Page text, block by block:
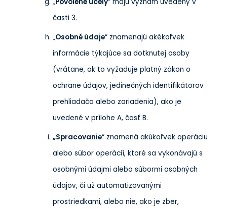
časti 3.
„Osobné údaje“ znamenajú akékoľvek
informácie týkajúce sa dotknutej osoby
(vrátane, ak to vyžaduje platný zákon o
ochrane údajov, jedinečných identifikátorov
prehliadača alebo zariadenia), ako je
uvedené v prílohe A, časť B.
„Spracovanie“ znamená akúkoľvek operáciu
alebo súbor operácií, ktoré sa vykonávajú s
osobnými údajmi alebo súbormi osobných
údajov, či už automatizovanými
prostriedkami, alebo nie, ako je zber,